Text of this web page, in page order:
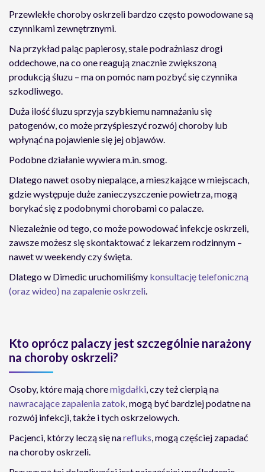
Przewlekłe choroby oskrzeli bardzo często powodowane są
czynnikami zewnętrznymi.
Na przykład paląc papierosy, stale podrażniasz drogi
oddechowe, na co one reagują znacznie zwiększoną
produkcją śluzu – ma on pomóc nam pozbyć się czynnika
szkodliwego.
Duża ilość śluzu sprzyja szybkiemu namnażaniu się
patogenów, co może przyśpieszyć rozwój choroby lub
wpłynąć na pojawienie się jej objawów.
Podobne działanie wywiera m.in. smog.
Dlatego nawet osoby niepalące, a mieszkające w miejscach,
gdzie występuje duże zanieczyszczenie powietrza, mogą
borykać się z podobnymi chorobami co palacze.
Niezależnie od tego, co może powodować infekcje oskrzeli,
zawsze możesz się skontaktować z lekarzem rodzinnym –
nawet w weekendy czy święta.
Dlatego w Dimedic uruchomiliśmy konsultację telefoniczną
(oraz wideo) na zapalenie oskrzeli.
Kto oprócz palaczy jest szczególnie narażony
na choroby oskrzeli?
Osoby, które mają choremigdałki, czy też cierpią na
nawracające zapalenia zatok, mogą być bardziej podatne na
rozwój infekcji, także i tych oskrzelowych.
Pacjenci, którzy leczą się narefluks, mogą częściej zapadać
na choroby oskrzeli.